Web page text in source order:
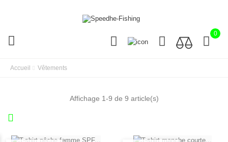
0
Accueil Vêtements
Affichage 1-9 de 9 article(s)